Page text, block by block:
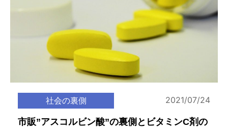
社会の裏側 2021/07/24
市販”アスコルビン酸”の裏側とビタミンC剤の